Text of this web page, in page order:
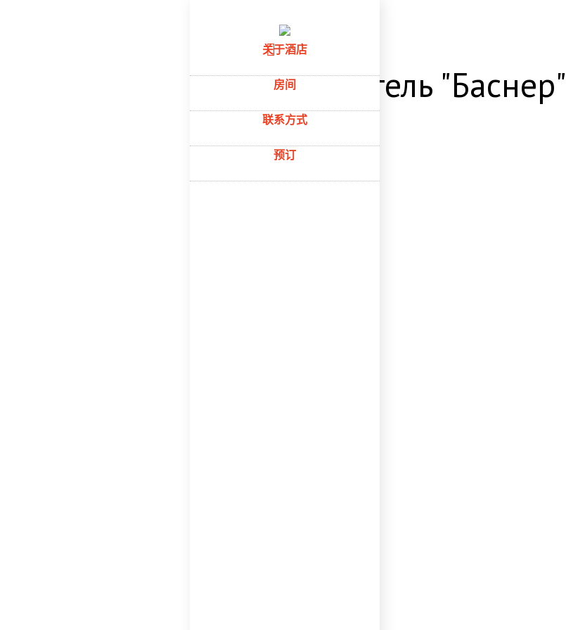
关于酒店
房间
联系方式
预订
首页–关于酒店
О нас. Отель "Баснер"